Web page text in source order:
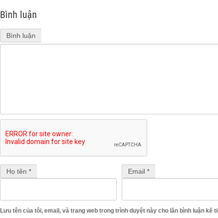
Bình luận
Bình luận
Họ tên * Email *
Lưu tên của tôi, email, và trang web trong trình duyệt này cho lần bình luận kế